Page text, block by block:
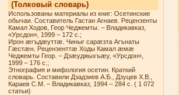
(Толковый словарь)
Использованы материалы из книг: Осетинские
обычаи. Составитель Гастан Агнаев. Рецензенты
Камал Ходов, Геор Чеджемты. – Владикавказ,
«Урсдон», 1999 – 172 с.;
Ирон æгъдæуттæ. Чиныг сарæзта Агънаты
Гæстæн. Рецензенттæ Ходы Камал æмæ
Чеджемты Геор. – Дзæуджыхъæу, «Урсдон»,
1999 – 176 с.;
Этнография и мифология осетин. Краткий
словарь. Составили Дзадзиев А.Б., Дзуцев Х.В.,
Караев С.М. – Владикавказ, 1994 – 284 с. ( 1 072
статьи)